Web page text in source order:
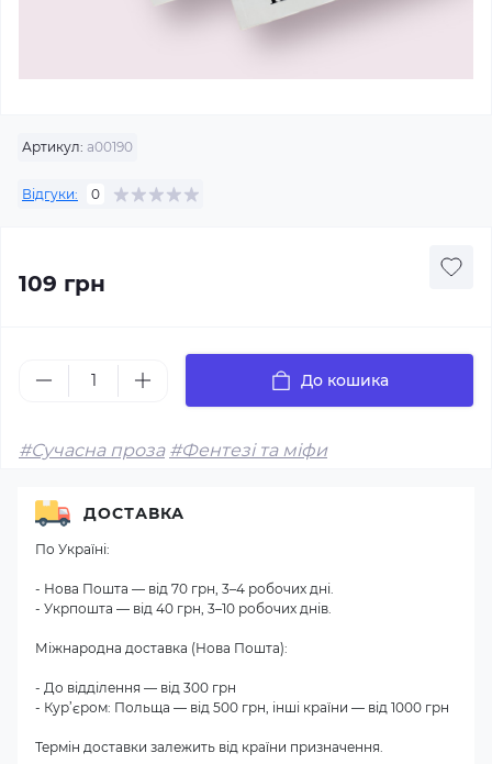
Артикул: а00190
Відгуки: 0
109 грн
До кошика
#Сучасна проза #Фентезі та міфи
ДОСТАВКА
По Україні:
- Нова Пошта — від 70 грн, 3–4 робочих дні.
- Укрпошта — від 40 грн, 3–10 робочих днів.
Міжнародна доставка (Нова Пошта):
- До відділення — від 300 грн
- Кур’єром: Польща — від 500 грн, інші країни — від 1000 грн
Термін доставки залежить від країни призначення.